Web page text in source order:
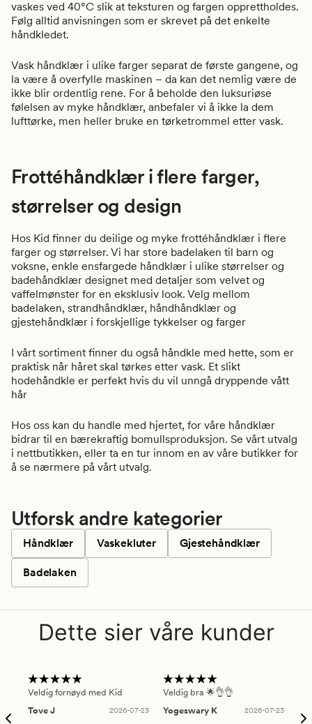
vaskes ved 40°C slik at teksturen og fargen opprettholdes.
Følg alltid anvisningen som er skrevet på det enkelte
håndkledet.
Vask håndklær i ulike farger separat de første gangene, og
la være å overfylle maskinen – da kan det nemlig være de
ikke blir ordentlig rene. For å beholde den luksuriøse
følelsen av myke håndklær, anbefaler vi å ikke la dem
lufttørke, men heller bruke en tørketrommel etter vask.
Frottéhåndklær i flere farger,
størrelser og design
Hos Kid finner du deilige og myke frottéhåndklær i flere
farger og størrelser. Vi har store badelaken til barn og
voksne, enkle ensfargede håndklær i ulike størrelser og
badehåndklær designet med detaljer som velvet og
vaffelmønster for en eksklusiv look. Velg mellom
badelaken, strandhåndklær, håndhåndklær og
gjestehåndklær i forskjellige tykkelser og farger
I vårt sortiment finner du også håndkle med hette, som er
praktisk når håret skal tørkes etter vask. Et slikt
hodehåndkle er perfekt hvis du vil unngå dryppende vått
hår
Hos oss kan du handle med hjertet, for våre håndklær
bidrar til en bærekraftig bomullsproduksjon. Se vårt utvalg
i nettbutikken, eller ta en tur innom en av våre butikker for
å se nærmere på vårt utvalg.
Utforsk andre kategorier
Håndklær Vaskekluter Gjestehåndklær
Badelaken
Dette sier våre kunder
Veldig fornøyd med Kid
Tove J
2026-07-23
Veldig bra 🌟👌👌
Yogeswary K
2026-07-23